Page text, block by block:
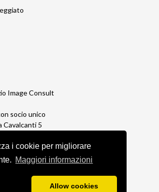
i cookie per migliorare
Maggiori informazioni
Allow cookies
Image Consult
socio unico
Cavalcanti 5
Milano Monza Brianza